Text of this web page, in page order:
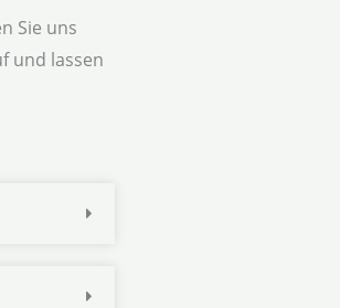
Sie uns
und lassen